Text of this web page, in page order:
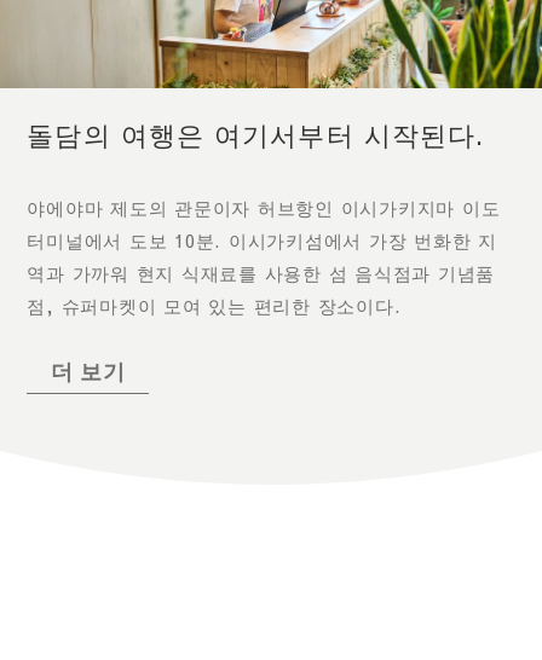
돌담의 여행은 여기서부터 시작된다.
야에야마 제도의 관문이자 허브항인 이시가키지마 이도
터미널에서 도보 10분. 이시가키섬에서 가장 번화한 지
역과 가까워 현지 식재료를 사용한 섬 음식점과 기념품
점, 슈퍼마켓이 모여 있는 편리한 장소이다.
더 보기